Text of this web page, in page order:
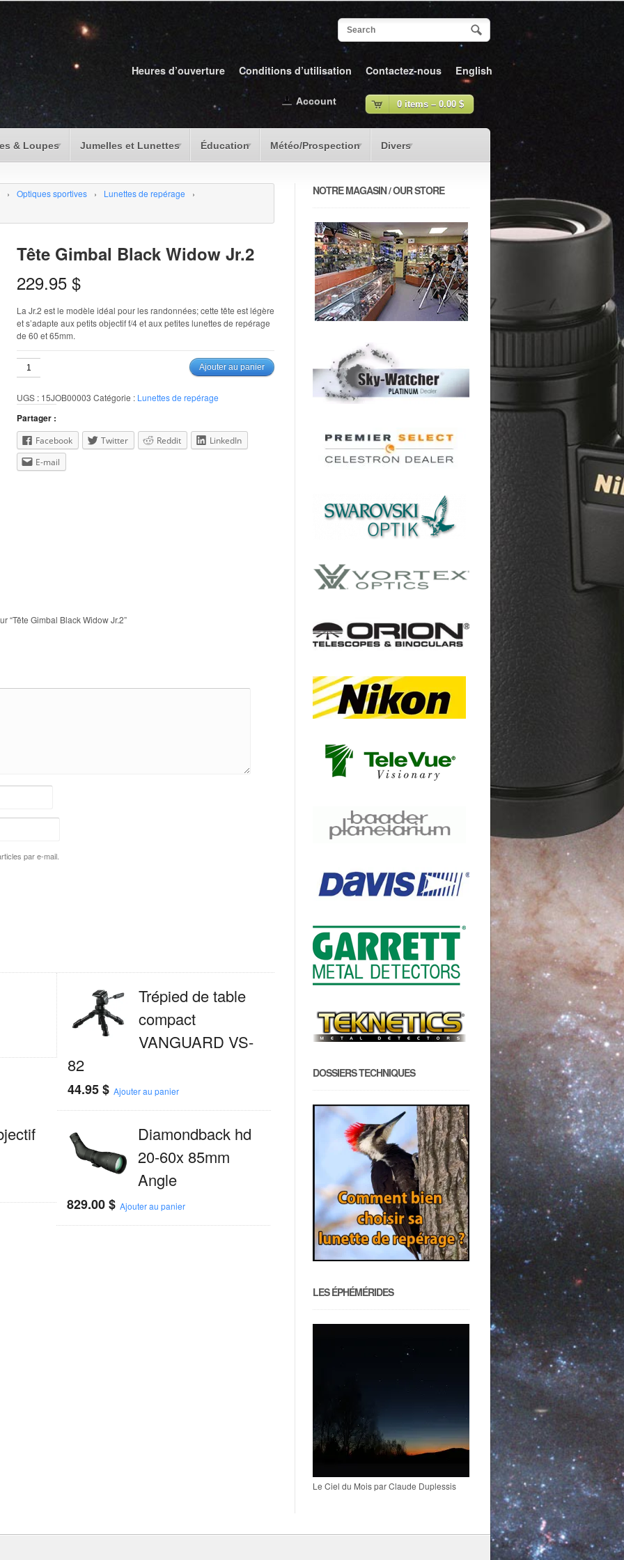
Heures d’ouverture Conditions d’utilisation Contactez-nous English
& Loupes Jumelles et Lunettes Éducation Météo/Prospection Divers
0 items – 0.00 $
Account
› Optiques sportives › Lunettes de repérage
›
Tête Gimbal Black Widow Jr.2
229.95 $
La Jr.2 est le modèle idéal pour les randonnées; cette tête est légère
et s’adapte aux petits objectif f/4 et aux petites lunettes de repérage
de 60 et 65mm.
quantité
de
Gimbal
Black
Widow
Jr.2
Ajouter au panier
UGS : 15JOB00003 Catégorie : Lunettes de repérage
Partager :
Facebook Twitter Reddit
LinkedIn
E-mail
“Tête Gimbal Black Widow Jr.2”
par e-mail.
Trépied de table
compact
VANGUARD VS-
82
44.95$ Ajouter au panier
Diamondback hd
20-60x 85mm
Angle
829.00$ Ajouter au panier
NOTRE MAGASIN / OUR STORE
DOSSIERS TECHNIQUES
LES ÉPHÉMÉRIDES
Le Ciel du Mois par Claude Duplessis